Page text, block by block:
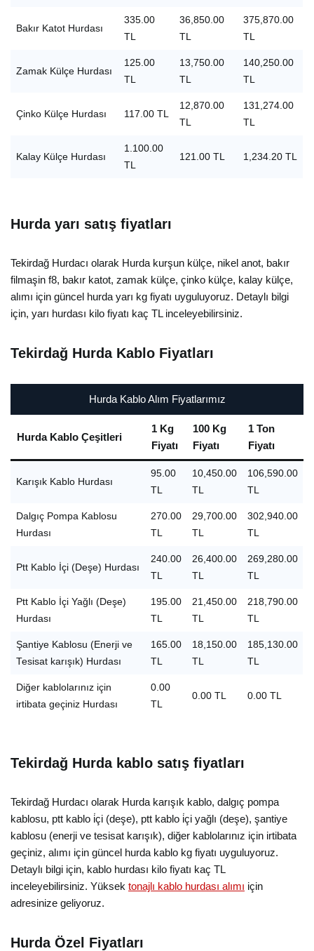
Bakır Katot Hurdası
335.00
TL
36,850.00
TL
375,870.00
TL
Zamak Külçe Hurdası
125.00
TL
13,750.00
TL
140,250.00
TL
Çinko Külçe Hurdası 117.00 TL
12,870.00
TL
131,274.00
TL
Kalay Külçe Hurdası
1.100.00
TL
121.00 TL 1,234.20 TL
Hurda yarı satış fiyatları
Tekirdağ Hurdacı olarak Hurda kurşun külçe, nikel anot, bakır
filmaşin f8, bakır katot, zamak külçe, çinko külçe, kalay külçe,
alımı için güncel hurda yarı kg fiyatı uyguluyoruz. Detaylı bilgi
için, yarı hurdası kilo fiyatı kaç TL inceleyebilirsiniz.
Tekirdağ Hurda Kablo Fiyatları
Hurda Kablo Alım Fiyatlarımız
Hurda Kablo Çeşitleri
1 Kg
Fiyatı
100 Kg
Fiyatı
1 Ton
Fiyatı
Karışık Kablo Hurdası
95.00
TL
10,450.00
TL
106,590.00
TL
Dalgıç Pompa Kablosu
Hurdası
270.00
TL
29,700.00
TL
302,940.00
TL
Ptt Kablo İçi (Deşe) Hurdası
240.00
TL
26,400.00
TL
269,280.00
TL
Ptt Kablo İçi Yağlı (Deşe)
Hurdası
195.00
TL
21,450.00
TL
218,790.00
TL
Şantiye Kablosu (Enerji ve
Tesisat karışık) Hurdası
165.00
TL
18,150.00
TL
185,130.00
TL
Diğer kablolarınız için
irtibata geçiniz Hurdası
0.00
TL
0.00 TL 0.00 TL
Tekirdağ Hurda kablo satış fiyatları
Tekirdağ Hurdacı olarak Hurda karışık kablo, dalgıç pompa
kablosu, ptt kablo i̇çi (deşe), ptt kablo i̇çi yağlı (deşe), şantiye
kablosu (enerji ve tesisat karışık), diğer kablolarınız için irtibata
geçiniz, alımı için güncel hurda kablo kg fiyatı uyguluyoruz.
Detaylı bilgi için, kablo hurdası kilo fiyatı kaç TL
inceleyebilirsiniz. Yüksek tonajlı kablo hurdası alımı için
adresinize geliyoruz.
Hurda Özel Fiyatları